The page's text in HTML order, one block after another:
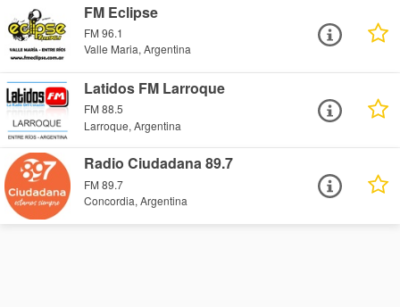
FM Eclipse
FM 96.1
Valle Maria, Argentina
Latidos FM Larroque
FM 88.5
Larroque, Argentina
Radio Ciudadana 89.7
FM 89.7
Concordia, Argentina